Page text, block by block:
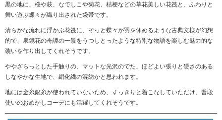
黒の地に、桜や萩、なでしこや菊花、桔梗などの草花美しい花筏と、ふわりと
舞い遊ぶ蝶々が織り出された袋帯です。
清らかな流れに浮かぶ花筏に、そっと蝶々が羽を休めるような古典文様が幻想
的で、泉鏡花の奇譚の一景をうつしとったような特別な物語を楽しむ魅力的な
装いを作り出してくれそうです。
ややざらっとした手触りの、マットな光沢のでた、ほどよい張りと硬さのある
しなやかな生地で、絹化繊の混紡かと思われます。
地には金糸銀糸が使われていないため、すっきりと着こなしていただけ、普段
使いのおめかしコーデにも活躍してくれそうです。